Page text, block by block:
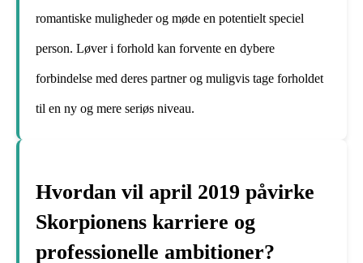
romantiske muligheder og møde en potentielt speciel
person. Løver i forhold kan forvente en dybere
forbindelse med deres partner og muligvis tage forholdet
til en ny og mere seriøs niveau.
Hvordan vil april 2019 påvirke
Skorpionens karriere og
professionelle ambitioner?